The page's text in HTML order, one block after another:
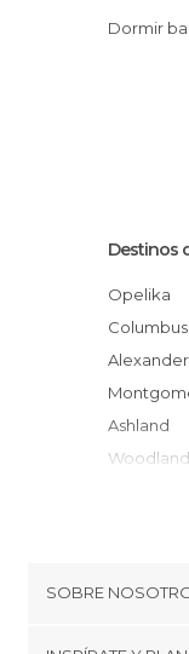
Dormir
Destinos
Opelika
Columbus
Ashland
Woodland
Oxford
SOBRE
Cookies